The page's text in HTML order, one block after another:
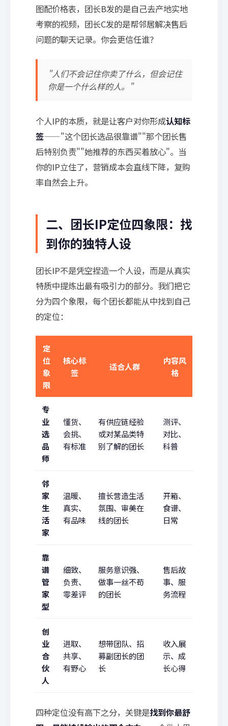
图配价格表，团长B发的是自己去产地实地
考察的视频，团长C发的是帮邻居解决售后
问题的聊天记录。你会更信任谁？
"人们不会记住你卖了什么，但会记住
你是一个什么样的人。"
个人IP的本质，就是让客户对你形成认知标
签——"这个团长选品很靠谱""那个团长售
后特别负责""她推荐的东西买着放心"。当
你的IP立住了，营销成本会直线下降，复购
率自然会上升。
二、团长IP定位四象限：找
到你的独特人设
团长IP不是凭空捏造一个人设，而是从真实
特质中提炼出最有吸引力的部分。我们把它
分为四个象限，每个团长都能从中找到自己
的定位：
定
位
象
限
核心标
签
适合人群
内容风
格
专
业
选
品
师
懂货、
会挑、
有标准
有供应链经验
或对某品类特
别了解的团长
测评、
对比、
科普
邻
家
生
活
家
温暖、
真实、
有品味
擅长营造生活
氛围、审美在
线的团长
开箱、
食谱、
日常
靠
谱
管
家
型
细致、
负责、
零差评
服务意识强、
做事一丝不苟
的团长
售后故
事、服
务流程
创
业
合
伙
人
进取、
共享、
有野心
想带团队、招
募副团长的团
长
收入展
示、成
长心得
四种定位没有高下之分，关键是找到你最舒